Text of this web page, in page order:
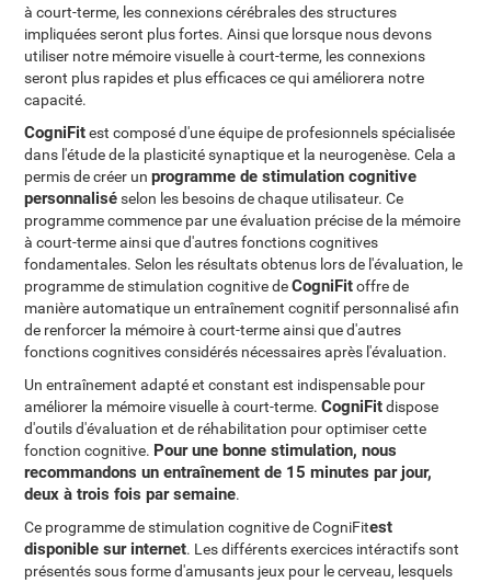
à court-terme, les connexions cérébrales des structures
impliquées seront plus fortes. Ainsi que lorsque nous devons
utiliser notre mémoire visuelle à court-terme, les connexions
seront plus rapides et plus efficaces ce qui améliorera notre
capacité.
CogniFitest composé d'une équipe de profesionnels spécialisée
dans l'étude de la plasticité synaptique et la neurogenèse. Cela a
permis de créer unprogramme de stimulation cognitive
personnaliséselon les besoins de chaque utilisateur. Ce
programme commence par une évaluation précise de la mémoire
à court-terme ainsi que d'autres fonctions cognitives
fondamentales. Selon les résultats obtenus lors de l'évaluation, le
programme de stimulation cognitive deCogniFitoffre de
manière automatique un entraînement cognitif personnalisé afin
de renforcer la mémoire à court-terme ainsi que d'autres
fonctions cognitives considérés nécessaires après l'évaluation.
Un entraînement adapté et constant est indispensable pour
améliorer la mémoire visuelle à court-terme.CogniFitdispose
d'outils d'évaluation et de réhabilitation pour optimiser cette
fonction cognitive. Pour une bonne stimulation, nous
recommandons un entraînement de 15 minutes par jour,
deux à trois fois par semaine.
Ce programme de stimulation cognitive de CogniFitest
disponible sur internet. Les différents exercices intéractifs sont
présentés sous forme d'amusants jeux pour le cerveau, lesquels